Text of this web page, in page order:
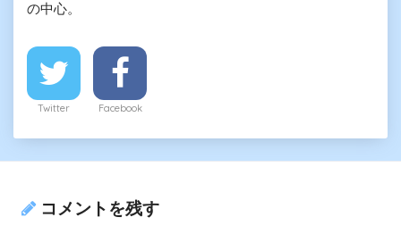
の中心。
Twitter Facebook
コメントを残す